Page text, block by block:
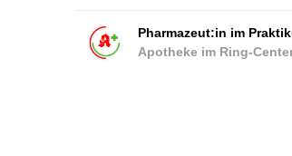
Pharmazeut:in im
Apotheke im Ring-